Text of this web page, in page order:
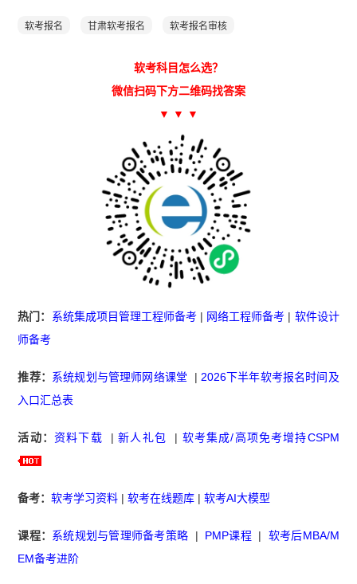
软考报名 甘肃软考报名 软考报名审核
软考科目怎么选？
微信扫码下方二维码找答案
▼ ▼ ▼
热门： 系统集成项目管理工程师备考 | 网络工程师备考 | 软件设计
师备考
推荐： 系统规划与管理师网络课堂 | 2026下半年软考报名时间及
入口汇总表
活动： 资料下载 |新人礼包 | 软考集成/高项免考增持CSPM
备考：软考学习资料 |软考在线题库 |软考AI大模型
课程： 系统规划与管理师备考策略 | PMP课程| 软考后MBA/M
EM备考进阶